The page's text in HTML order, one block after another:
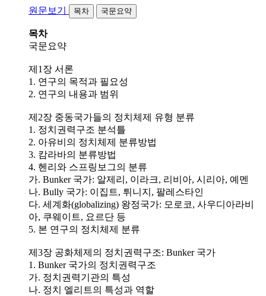
원문보기 목차 국문요약
목차
국문요약
제1장 서론
1. 연구의 목적과 필요성
2. 연구의 내용과 범위
제2장 중동국가들의 정치체제 유형 분류
1. 정치권력구조 분석틀
2. 아유비의 정치체제 분류방법
3. 캄라바의 분류방법
4. 헨리와 스프링보그의 분류
가. Bunker 국가: 알제리, 이라크, 리비아, 시리아, 예멘
나. Bully 국가: 이집트, 튀니지, 팔레스타인
다. 세계화(globalizing) 왕정국가: 모로코, 사우디아라비
아, 쿠웨이트, 요르단 등
5. 본 연구의 정치체제 분류
제3장 공화체제의 정치권력구조: Bunker 국가
1. Bunker 국가의 정치권력구조
가. 정치권력기관의 특성
나. 정치 엘리트의 특성과 역할